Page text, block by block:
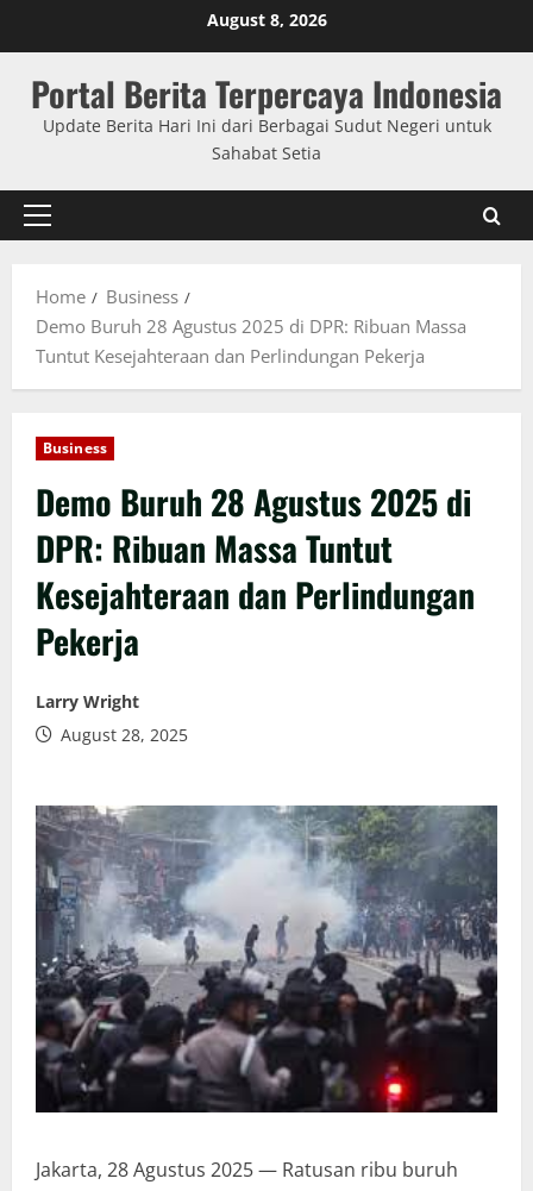
to
content
August 8, 2026
Portal Berita Terpercaya Indonesia
Update Berita Hari Ini dari Berbagai Sudut Negeri untuk
Sahabat Setia
Primary
Home
Business
Demo Buruh 28 Agustus 2025 di DPR: Ribuan Massa
Tuntut Kesejahteraan dan Perlindungan Pekerja
Business
Demo Buruh 28 Agustus 2025 di
DPR: Ribuan Massa Tuntut
Kesejahteraan dan Perlindungan
Pekerja
Larry Wright
August 28, 2025
Jakarta, 28 Agustus 2025 — Ratusan ribu buruh